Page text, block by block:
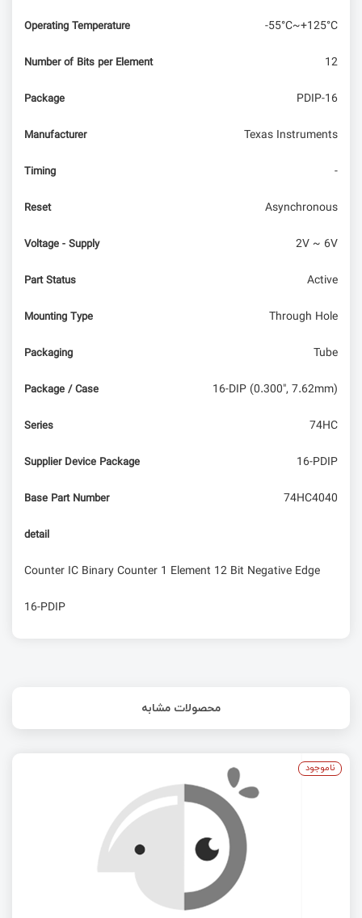
Operating Temperature -55°C~+125°C
Number of Bits per Element 12
Package PDIP-16
Manufacturer Texas Instruments
Timing -
Reset Asynchronous
Voltage - Supply 2V ~ 6V
Part Status Active
Mounting Type Through Hole
Packaging Tube
Package / Case 16-DIP (0.300", 7.62mm)
Series 74HC
Supplier Device Package 16-PDIP
Base Part Number 74HC4040
detail
Counter IC Binary Counter 1 Element 12 Bit Negative Edge
16-PDIP
محصولات مشابه
ناموجود